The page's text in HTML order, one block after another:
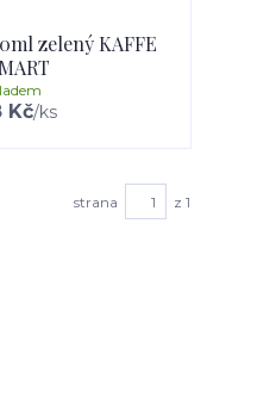
zelený KAFFE
Kč/ks
strana z 1